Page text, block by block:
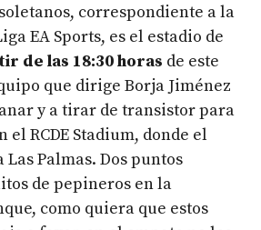
correspondiente a la
EA Sports, es el estadio de
de las 18:30 horas de este
que dirige Borja Jiménez
y a tirar de transistor para
el RCDE Stadium, donde el
Palmas. Dos puntos
de pepineros en la
como quiera que estos